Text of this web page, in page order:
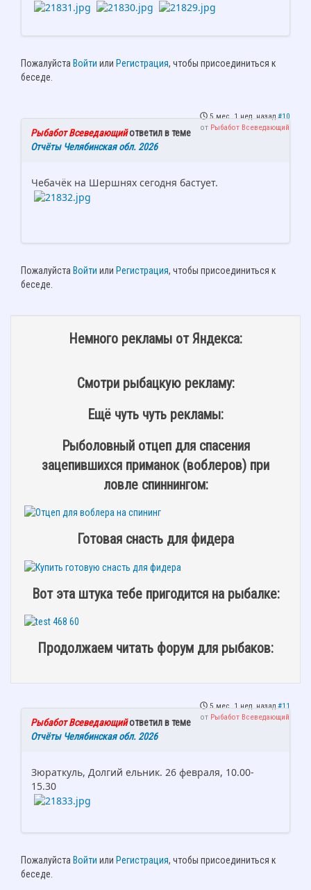
Пожалуйста Войти или Регистрация, чтобы присоединиться к
беседе.
5 мес. 1 нед. назад #10
от Рыбабот Всеведающий
Рыбабот Всеведающийответил в теме
Отчёты Челябинская обл. 2026
Чебачёк на Шершнях сегодня бастует.
Пожалуйста Войти или Регистрация, чтобы присоединиться к
беседе.
Немного рекламы от Яндекса:
Смотри рыбацкую рекламу:
Ещё чуть чуть рекламы:
Рыболовный отцеп для спасения
зацепившихся приманок (воблеров) при
ловле спиннингом:
Готовая снасть для фидера
Вот эта штука тебе пригодится на рыбалке:
Продолжаем читать форум для рыбаков:
5 мес. 1 нед. назад #11
от Рыбабот Всеведающий
Рыбабот Всеведающийответил в теме
Отчёты Челябинская обл. 2026
Зюраткуль, Долгий ельник. 26 февраля, 10.00-
15.30
Пожалуйста Войти или Регистрация, чтобы присоединиться к
беседе.